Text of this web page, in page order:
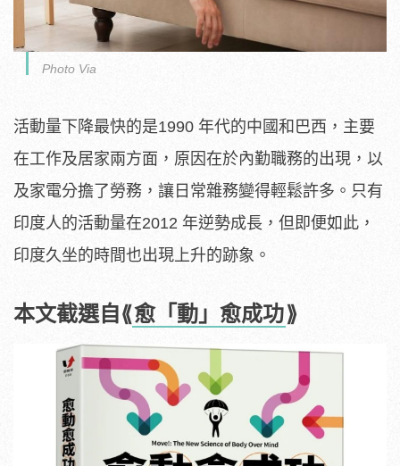
Photo Via
活動量下降最快的是1990 年代的中國和巴西，主要
在工作及居家兩方面，原因在於內勤職務的出現，以
及家電分擔了勞務，讓日常雜務變得輕鬆許多。只有
印度人的活動量在2012 年逆勢成長，但即便如此，
印度久坐的時間也出現上升的跡象。
本文截選自⟪愈「動」愈成功⟫